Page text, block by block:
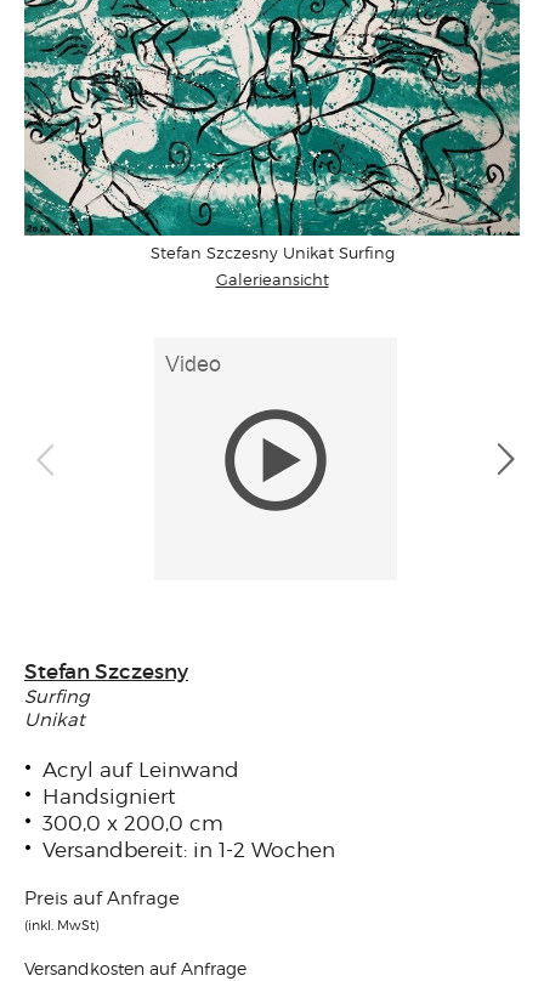
Stefan Szczesny Unikat Surfing
Galerieansicht
Stefan Szczesny
Surfing
Unikat
Acryl auf Leinwand
Handsigniert
300,0 x 200,0 cm
Versandbereit: in 1-2 Wochen
Preis auf Anfrage
(inkl. MwSt)
Versandkosten auf Anfrage